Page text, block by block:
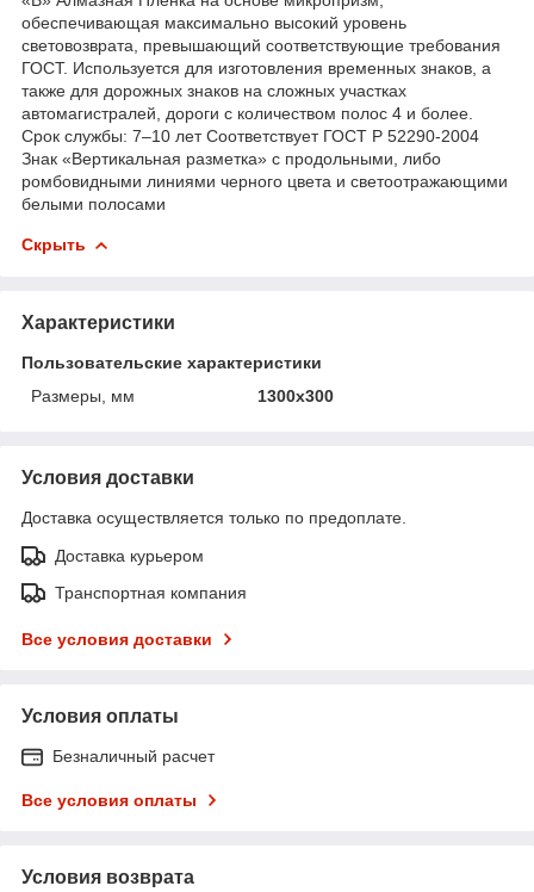
обеспечивающая максимально высокий уровень
световозврата, превышающий соответствующие требования
ГОСТ. Используется для изготовления временных знаков, а
также для дорожных знаков на сложных участках
автомагистралей, дороги с количеством полос 4 и более.
Срок службы: 7–10 лет Соответствует ГОСТ Р 52290-2004
Знак «Вертикальная разметка» с продольными, либо
ромбовидными линиями черного цвета и светоотражающими
белыми полосами
Скрыть
Характеристики
Пользовательские характеристики
Размеры, мм
1300х300
Условия доставки
Доставка осуществляется только по предоплате.
Доставка курьером
Транспортная компания
Все условия доставки
Условия оплаты
Безналичный расчет
Все условия оплаты
Условия возврата